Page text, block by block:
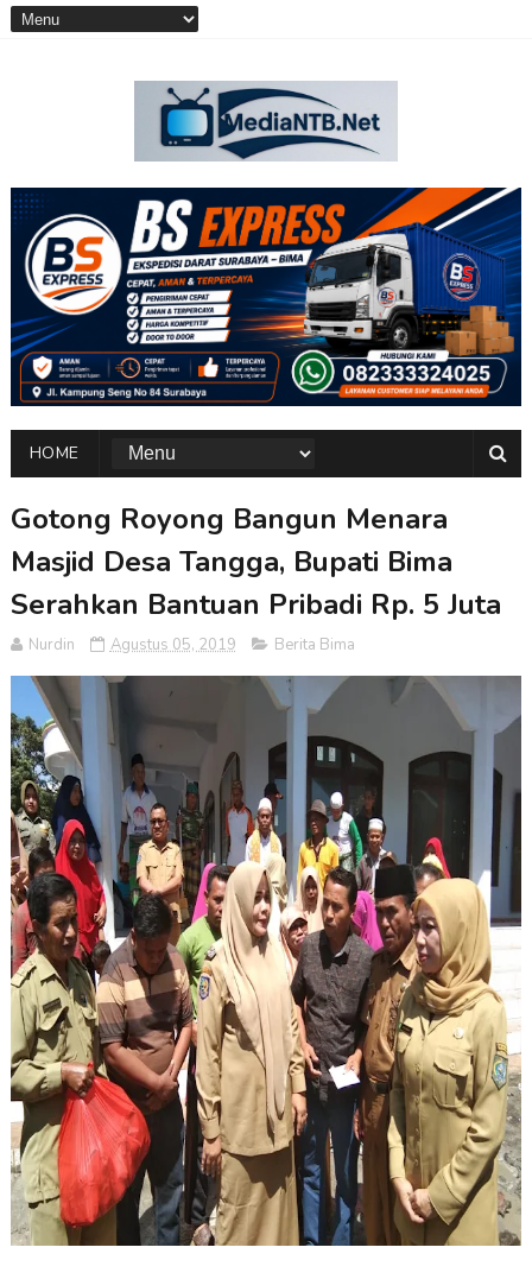
HOME
Gotong Royong Bangun Menara
Masjid Desa Tangga, Bupati Bima
Serahkan Bantuan Pribadi Rp. 5 Juta
Nurdin Agustus 05, 2019 Berita Bima